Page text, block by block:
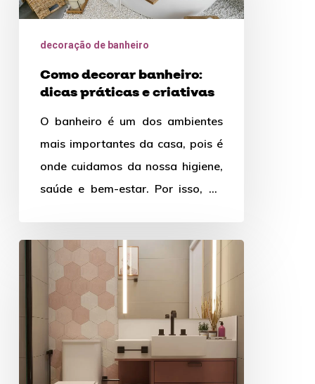
dicas
criativas
decoração de banheiro
Como decorar banheiro:
dicas práticas e criativas
O banheiro é um dos ambientes
mais importantes da casa, pois é
onde cuidamos da nossa higiene,
saúde e bem-estar. Por isso, ao
Banheiro
Moderno
Pequeno:
dicas